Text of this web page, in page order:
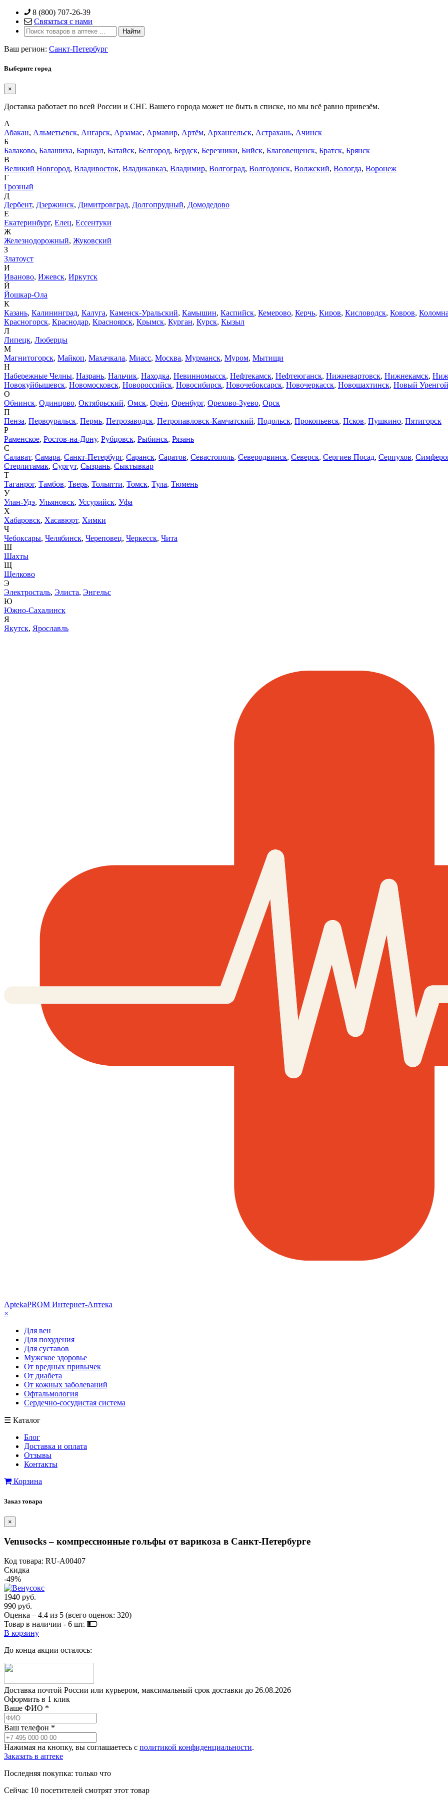
Skip
content
8 (800) 707-26-39
Связаться с нами
Ваш регион: Санкт-Петербург
Выберите город
×
Доставка работает по всей России и СНГ. Вашего города может не быть в списке, но мы всё равно привезём.
А
Абакан, Альметьевск, Ангарск, Арзамас, Армавир, Артём, Архангельск, Астрахань, Ачинск
Б
Балаково, Балашиха, Барнаул, Батайск, Белгород, Бердск, Березники, Бийск, Благовещенск, Братск, Брянск
В
Великий Новгород, Владивосток, Владикавказ, Владимир, Волгоград, Волгодонск, Волжский, Вологда, Воронеж
Г
Грозный
Д
Дербент, Дзержинск, Димитровград, Долгопрудный, Домодедово
Е
Екатеринбург, Елец, Ессентуки
Ж
Железнодорожный, Жуковский
З
Златоуст
И
Иваново, Ижевск, Иркутск
Й
Йошкар-Ола
К
Казань, Калининград, Калуга, Каменск-Уральский, Камышин, Каспийск, Кемерово, Керчь, Киров, Кисловодск, Ковров, Коломна
Красногорск, Краснодар, Красноярск, Крымск, Курган, Курск, Кызыл
Л
Липецк, Люберцы
М
Магнитогорск, Майкоп, Махачкала, Миасс, Москва, Мурманск, Муром, Мытищи
Н
Набережные Челны, Назрань, Нальчик, Находка, Невинномысск, Нефтекамск, Нефтеюганск, Нижневартовск, Нижнекамск,
Новокуйбышевск, Новомосковск, Новороссийск, Новосибирск, Новочебоксарск, Новочеркасск, Новошахтинск, Новый Уренгой
О
Обнинск, Одинцово, Октябрьский, Омск, Орёл, Оренбург, Орехово-Зуево, Орск
П
Пенза, Первоуральск, Пермь, Петрозаводск, Петропавловск-Камчатский, Подольск, Прокопьевск, Псков, Пушкино, Пятигорск
Р
Раменское, Ростов-на-Дону, Рубцовск, Рыбинск, Рязань
С
Салават, Самара, Санкт-Петербург, Саранск, Саратов, Севастополь, Северодвинск, Северск, Сергиев Посад, Серпухов,
Стерлитамак, Сургут, Сызрань, Сыктывкар
Т
Таганрог, Тамбов, Тверь, Тольятти, Томск, Тула, Тюмень
У
Улан-Удэ, Ульяновск, Уссурийск, Уфа
Х
Хабаровск, Хасавюрт, Химки
Ч
Чебоксары, Челябинск, Череповец, Черкесск, Чита
Ш
Шахты
Щ
Щелково
Э
Электросталь, Элиста, Энгельс
Ю
Южно-Сахалинск
Я
Якутск, Ярославль
AptekaPROM Интернет-Аптека
×
Для вен
Для похудения
Для суставов
Мужское здоровье
От вредных привычек
От диабета
От кожных заболеваний
Офтальмология
Сердечно-сосудистая система
☰ Каталог
Блог
Доставка и оплата
Отзывы
Контакты
Корзина
Заказ товара
×
Venusocks – компрессионные гольфы от варикоза в Санкт-Петербурге
Код товара: RU-A00407
Скидка
-49%
1940 руб.
990 руб.
Оценка – 4.4 из 5 (всего оценок: 320)
Товар в наличии - 6 шт.
В корзину
До конца акции осталось:
Доставка почтой России или курьером, максимальный срок доставки до 26.08.2026
Оформить в 1 клик
Ваше ФИО *
Ваш телефон *
Нажимая на кнопку, вы соглашаетесь с политикой конфиденциальности.
Заказать в аптеке
Последняя покупка: только что
Сейчас 10 посетителей смотрят этот товар